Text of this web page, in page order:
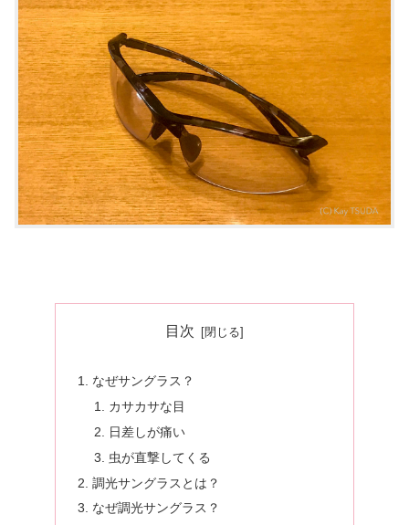
目次
なぜサングラス？
カサカサな目
日差しが痛い
虫が直撃してくる
調光サングラスとは？
なぜ調光サングラス？